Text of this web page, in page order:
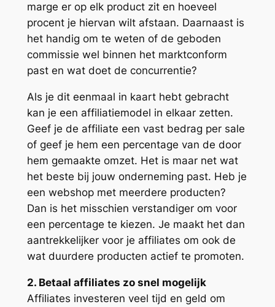
marge er op elk product zit en hoeveel
procent je hiervan wilt afstaan. Daarnaast is
het handig om te weten of de geboden
commissie wel binnen het marktconform
past en wat doet de concurrentie?
Als je dit eenmaal in kaart hebt gebracht
kan je een affiliatiemodel in elkaar zetten.
Geef je de affiliate een vast bedrag per sale
of geef je hem een percentage van de door
hem gemaakte omzet. Het is maar net wat
het beste bij jouw onderneming past. Heb je
een webshop met meerdere producten?
Dan is het misschien verstandiger om voor
een percentage te kiezen. Je maakt het dan
aantrekkelijker voor je affiliates om ook de
wat duurdere producten actief te promoten.
2. Betaal affiliates zo snel mogelijk
Affiliates investeren veel tijd en geld om